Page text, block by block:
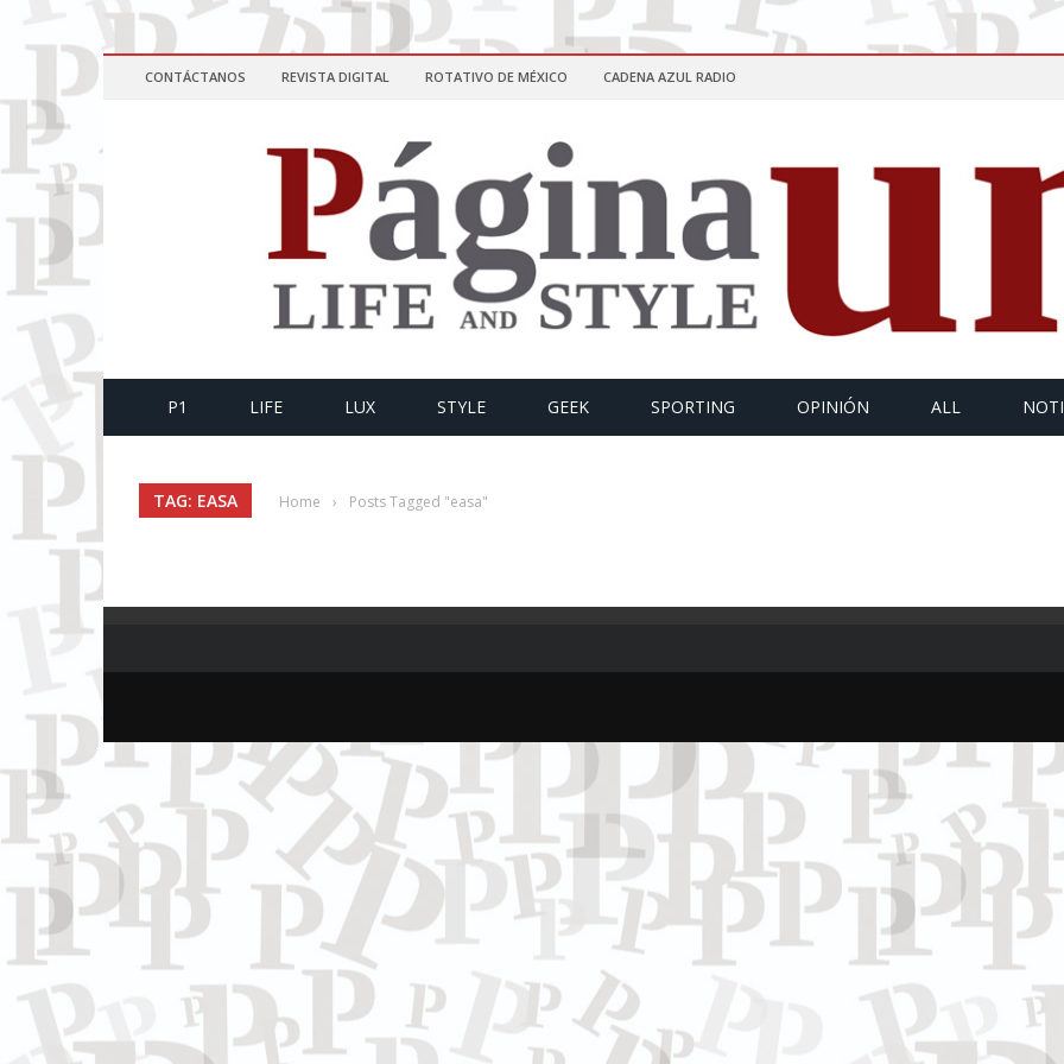
CONTÁCTANOS REVISTA DIGITAL ROTATIVO DE MÉXICO CADENA AZUL RADIO
P1 LIFE LUX STYLE GEEK SPORTING OPINIÓN ALL
TAG: EASA Home › Posts Tagged "easa"